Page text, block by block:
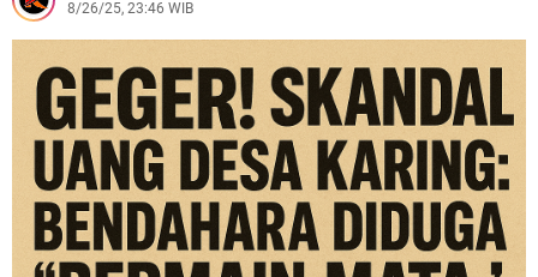
Bersenjata Tajam Di Warung Peuteuy, Diduga Dipicu
Perselisihan Keluarga
Empat Pemuda Mabuk Bersenjata Tajam Berhasil
diamankan Polisi Saat Patroli Dini Hari
Patroli Dini Hari, Polisi Berhasil Amankan Dua Terduga
Pelaku Pembawa Senjata Tajam
Polres Garut Ungkap Kasus Penganiayaan Berat yang
8/26/25, 23:46 WIB